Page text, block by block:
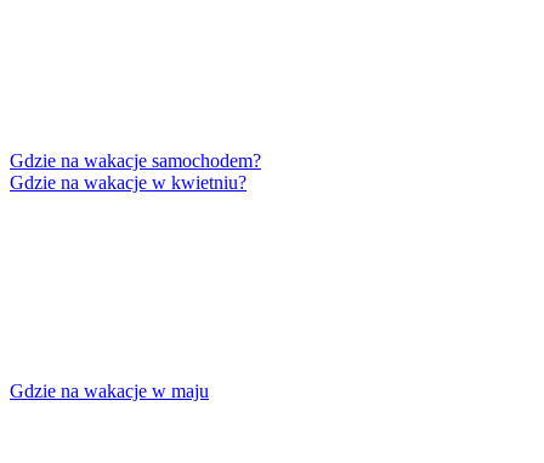
Gdzie na wakacje samochodem?
Gdzie na wakacje w kwietniu?
Gdzie na wakacje w maju